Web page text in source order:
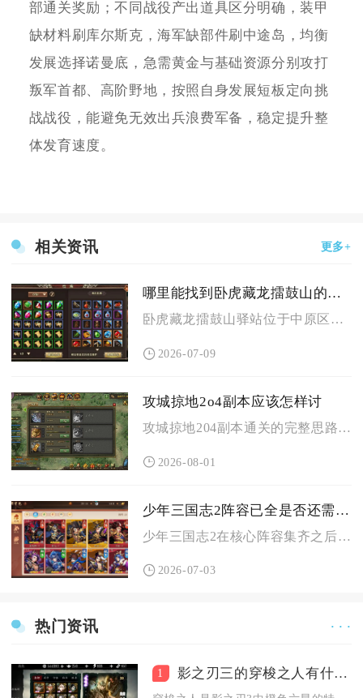
部通关奖励；不同战役产出道具区分明确，装甲
缺材料刷库尔斯克，海军缺部件刷中途岛，均衡
发展选择诺曼底，急需黄金与基础资源分别攻打
叛军首都、高阶野地，按照自身发展短板定向挑
战战役，能避免无效出兵浪费军备，稳定提升整
体发育速度。
相关资讯 更多+
哪里能找到卧虎藏龙擂鼓山的驿站
卧虎藏龙擂鼓山驿站位于中原区域擂鼓山山脚主干道入口处，依托擂...
2026-07-09
攻城掠地2o4副本应该怎样讨
攻城掠地204副本通关的完整思路是以祝融先手破阵，司马懿反手...
2026-08-01
少年三国志2阵容已全是否还需要进行抽卡
少年三国志2在核心阵容集齐之后，依旧存在合理的抽卡必要性，并...
2026-07-03
热门资讯 · · ·
1 影之刃三的穿梭之人有什么特点